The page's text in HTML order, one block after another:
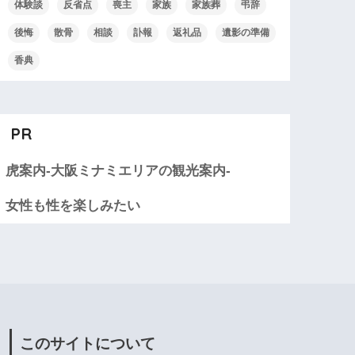
体験談 反省点 喪主 家族 家族葬 弔辞
後悔 散骨 相談 訃報 返礼品 遺影の準備
香典
PR
虎案内-大阪ミナミエリアの観光案内-
女性も性を楽しみたい
このサイトについて